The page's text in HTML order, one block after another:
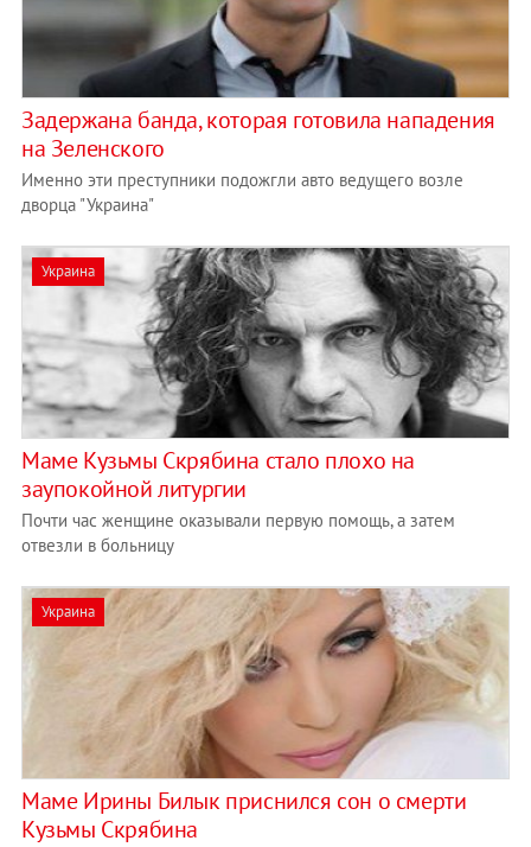
Задержана банда, которая готовила нападения
на Зеленского
Именно эти преступники подожгли авто ведущего возле
дворца "Украина"
Украина
Маме Кузьмы Скрябина стало плохо на
заупокойной литургии
Почти час женщине оказывали первую помощь, а затем
отвезли в больницу
Украина
Маме Ирины Билык приснился сон о смерти
Кузьмы Скрябина